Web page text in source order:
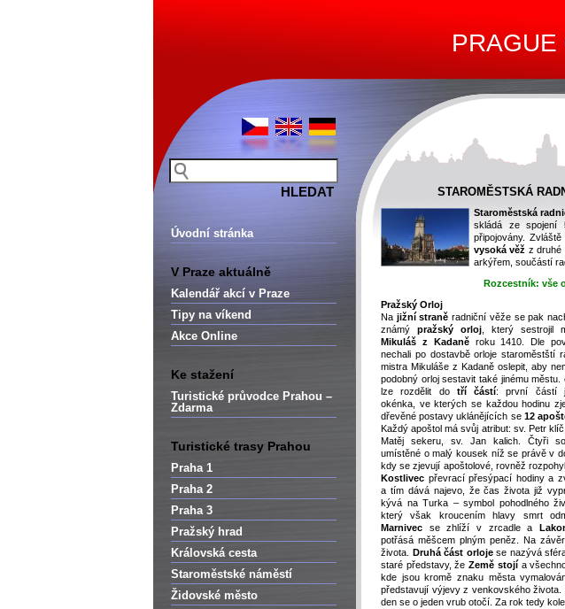
Úvodní stránka
V Praze aktuálně
Kalendář akcí v Praze
Tipy na víkend
Akce Online
Ke stažení
Turistické průvodce Prahou –
Zdarma
Turistické trasy Prahou
Praha 1
Praha 2
Praha 3
Pražský hrad
Královská cesta
Staroměstské náměstí
Židovské město
STAROMĚSTSKÁ
Staroměstská
skládá ze spojení
připojovány.
vysoká věž z druhé
arkýřem, součástí
Rozcestník: vše
Pražský Orloj
Na jižní straněradniční věže se pak
známý pražský orloj , který sestrojil
Mikuláš z Kadaněroku 1410. Dle
nechali po dostavbě orloje staroměstští
mistra Mikuláše z Kadaně oslepit, aby
podobný orloj sestavit také jinému městu.
lze rozdělit do tří částí: první částí
okénka, ve kterých se každou hodinu
dřevěné postavy uklánějících se 12
Každý apoštol má svůj atribut: sv. Petr
Matěj sekeru, sv. Jan kalich. Čtyři
umístěné o malý kousek níž se právě v
kdy se zjevují apoštolové, rovněž
Kostlivec převrací přesýpací hodiny a
a tím dává najevo, že čas života již
kývá na Turka – symbol pohodlného
který však kroucením hlavy smrt
Marnivec se zhlíží v zrcadle a
potřásá měšcem plným peněz. Na
života. Druhá část orlojese nazývá
staré představy, žeZemě stojía
kde jsou kromě znaku města
představují výjevy z venkovského
den se o jeden vrub otočí. Za rok tedy